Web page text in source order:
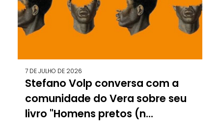
7 DE JULHO DE 2026
Stefano Volp conversa com a
comunidade do Vera sobre seu
livro "Homens pretos (n...